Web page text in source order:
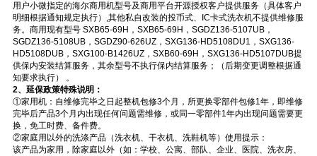
用户小微指定的海尔商用机型号及商用平台开源授权客户提供服务（具体客户
明细根据通知规定执行）,其他私自改装的投币式、IC卡式洗衣机不提供维修服
务。商用现有型号 SXB65-69H，SXB65-69H，SGDZ136-5107UB，
SGDZ136-5108UB，SGDZ90-626UZ，SXG136-HD5108DU1，SXG136-
HD5108DUB，SXG100-B1426UZ，SXB60-69H，SXG136-HD5107DUB提
供保内安装结算服务，其余型号不执行保内结算服务；（后期变更调整根据通
知要求执行） 。
2、延保政策特殊说明：
①家用机：自维修完毕之日起整机包修3个月，所更换零部件包修1年，即维修
完毕后产品3个月内出现任何问题需维修，或同一零部件1年内出现问题需要更
换，免工时费、备件费。
②家庭用以外的洗涤产品（洗衣机、干衣机、洗鞋机等）使用提示：
该产品为家用，除家庭以外（如：学校、公寓、部队、企业、医院、洗衣房、